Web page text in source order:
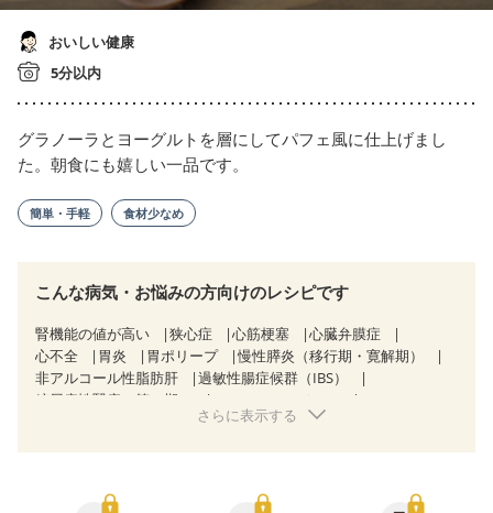
おいしい健康
5分以内
グラノーラとヨーグルトを層にしてパフェ風に仕上げまし
た。朝食にも嬉しい一品です。
簡単・手軽 食材少なめ
こんな病気・お悩みの方向けのレシピです
腎機能の値が高い 狭心症 心筋梗塞
心臓弁膜症
心不全
胃炎 胃ポリープ
慢性膵炎（移行期・寛解期）
非アルコール性脂肪肝
過敏性腸症候群（IBS）
糖尿病性腎症（第３期）
CKD（ステージ１）
妊娠中(初期)
さらに表示する